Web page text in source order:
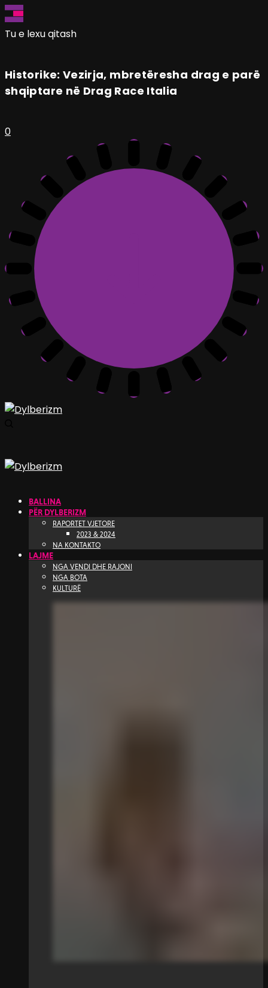
Tu e lexu qitash
Historike: Vezirja, mbretëresha drag e parë
shqiptare në Drag Race Italia
0
BALLINA
PËR DYLBERIZM
RAPORTET VJETORE
2023 & 2024
NA KONTAKTO
LAJME
NGA VENDI DHE RAJONI
NGA BOTA
KULTURË